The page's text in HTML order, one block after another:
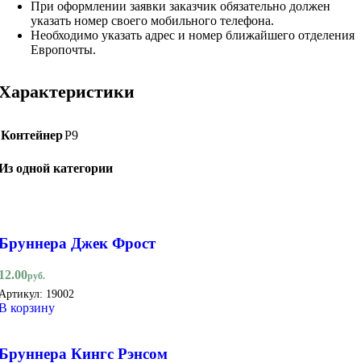
При оформлении заявки заказчик обязательно должен
указать номер своего мобильного телефона.
Необходимо указать адрес и номер ближайшего отделения
Европочты.
КонтейнерР9
одной категории
Джек Фрост
руб.
19002
корзину
Кингс Рэнсом